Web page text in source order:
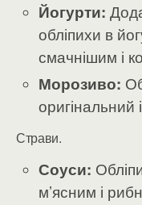
Йогурти:
обліпихи в
смачнішим і
Морозиво:
оригінальний
Страви.
Соуси:
м’ясним і